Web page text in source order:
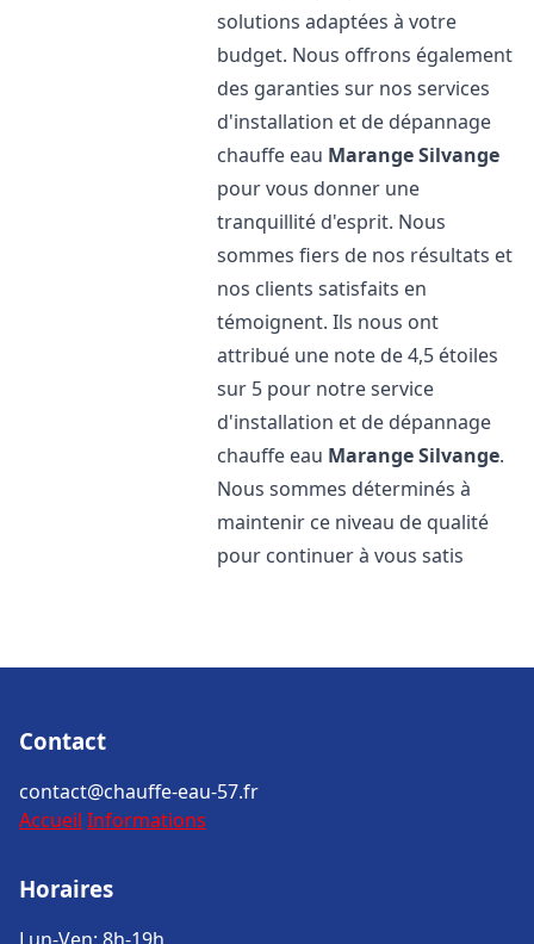
solutions adaptées à votre
budget. Nous offrons également
des garanties sur nos services
d'installation et de dépannage
chauffe eau Marange Silvange
pour vous donner une
tranquillité d'esprit. Nous
sommes fiers de nos résultats et
nos clients satisfaits en
témoignent. Ils nous ont
attribué une note de 4,5 étoiles
sur 5 pour notre service
d'installation et de dépannage
chauffe eau Marange Silvange.
Nous sommes déterminés à
maintenir ce niveau de qualité
pour continuer à vous satis
Contact
contact@chauffe-eau-57.fr
Accueil Informations
Horaires